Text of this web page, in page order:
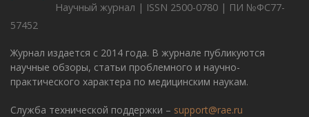
Научный журнал | ISSN 2500-0780 | ПИ №ФС77-
57452
Журнал издается с 2014 года. В журнале публикуются
научные обзоры, статьи проблемного и научно-
практического характера по медицинским наукам.
Служба технической поддержки – support@rae.ru